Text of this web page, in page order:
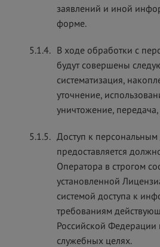
заявлений и иной
форме.
5.1.4. В ходе обработки с
будут совершены
систематизация,
уточнение,
уничтожение,
5.1.5. Доступ к
предоставляется
Оператора в строгом
установленной
системой доступа к
требованиям
Российской Федерации
служебных целях.